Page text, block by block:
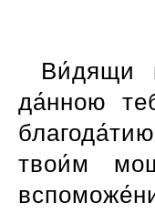
Ви́дящи
да́нною
твои́м